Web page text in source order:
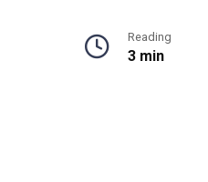
Reading
3 min